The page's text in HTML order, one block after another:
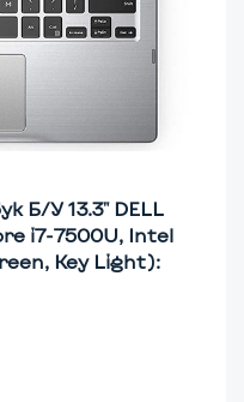
Б/У 13.3" DELL
i7-7500U, Intel
Key Light):